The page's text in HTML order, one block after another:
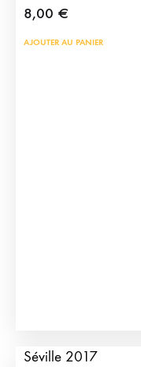
8,00 €
AJOUTER AU PANIER
Séville 2017